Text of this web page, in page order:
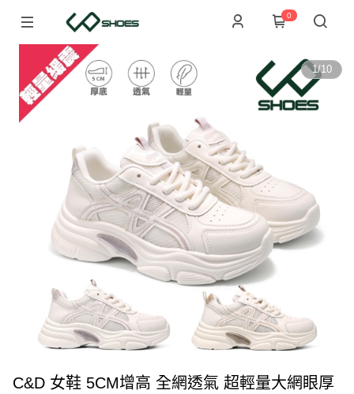
0
1/10
C&D 女鞋 5CM增高 全網透氣 超輕量大網眼厚